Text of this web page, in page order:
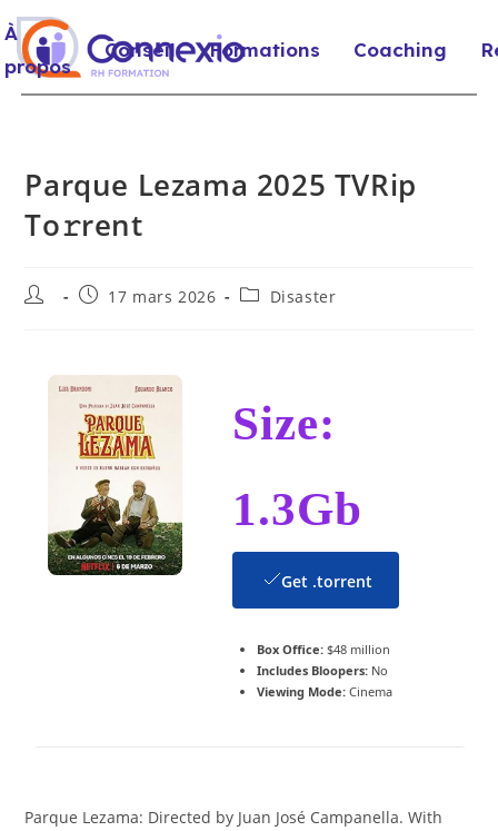
À
propos
Conseil Formations Coaching
Parque Lezama 2025 TVRip
To𝚛rent
17 mars 2026 Disaster
Size:
1.3Gb
Get .torrent
Box Office:$48 million
Includes Bloopers:No
Viewing Mode:Cinema
Parque Lezama: Directed by Juan José Campanella. With